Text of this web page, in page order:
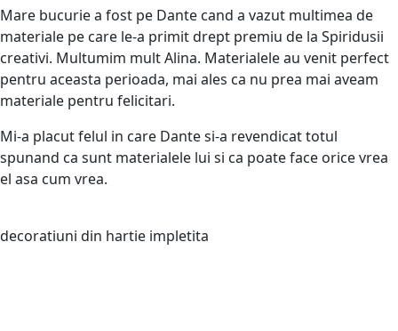
Mare bucurie a fost pe Dante cand a vazut multimea de
materiale pe care le-a primit drept premiu de la Spiridusii
creativi. Multumim mult Alina. Materialele au venit perfect
pentru aceasta perioada, mai ales ca nu prea mai aveam
materiale pentru felicitari.
Mi-a placut felul in care Dante si-a revendicat totul
spunand ca sunt materialele lui si ca poate face orice vrea
el asa cum vrea.
decoratiuni din hartie impletita